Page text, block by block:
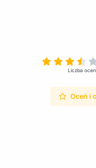
Liczba
Oceń i